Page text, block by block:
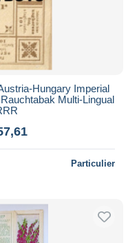
Hungary Imperial
Multi-Lingual
Particulier